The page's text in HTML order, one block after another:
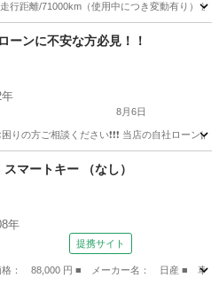
行距離/71000km（使用中につき変動有り）
ーンに不安な方必見！！
8月6日
困りの方ご相談ください❗️❗️❗️ 当店の自社ロ
マートキー （なし）
年
提携サイト
格： 88,000 円 ■ メーカー名： 日産 ■